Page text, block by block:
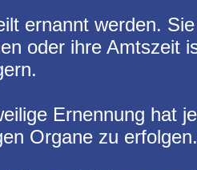
ernannt werden.
oder ihre Amtszeit
Ernennung hat
Organe zu erfolgen.